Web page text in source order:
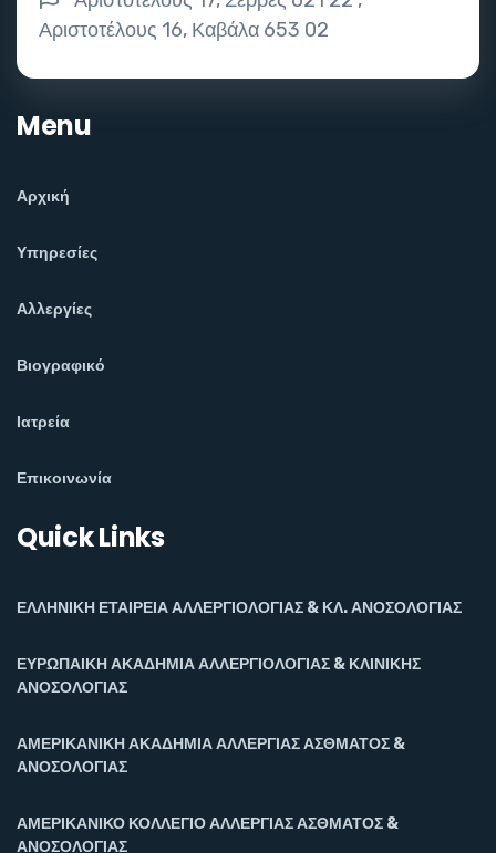
Αριστοτέλους 16, Καβάλα 653 02
Menu
Αρχική
Υπηρεσίες
Αλλεργίες
Βιογραφικό
Ιατρεία
Επικοινωνία
Quick Links
ΕΛΛΗΝΙΚΗ ΕΤΑΙΡΕΙΑ ΑΛΛΕΡΓΙΟΛΟΓΙΑΣ & ΚΛ. ΑΝΟΣΟΛΟΓΙΑΣ
ΕΥΡΩΠΑΙΚΗ ΑΚΑΔΗΜΙΑ ΑΛΛΕΡΓΙΟΛΟΓΙΑΣ & ΚΛΙΝΙΚΗΣ
ΑΝΟΣΟΛΟΓΙΑΣ
ΑΜΕΡΙΚΑΝΙΚΗ ΑΚΑΔΗΜΙΑ ΑΛΛΕΡΓΙΑΣ ΑΣΘΜΑΤΟΣ &
ΑΝΟΣΟΛΟΓΙΑΣ
ΑΜΕΡΙΚΑΝΙΚΟ ΚΟΛΛΕΓΙΟ ΑΛΛΕΡΓΙΑΣ ΑΣΘΜΑΤΟΣ &
ΑΝΟΣΟΛΟΓΙΑΣ